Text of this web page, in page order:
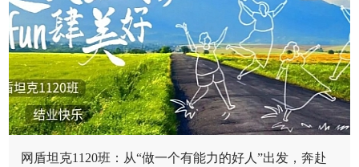
网盾坦克1120班：从“做一个有能力的好人”出发，奔赴